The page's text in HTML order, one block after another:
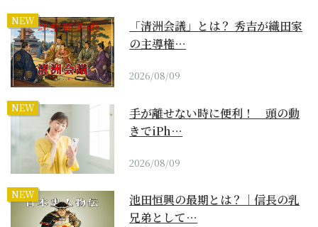
NEW
「清洲会議」とは？ 秀吉が織田家
の主導権…
2026/08/09
NEW
手が離せない時に便利！ 頭の動
きでiPh…
2026/08/09
NEW
池田恒興の最期とは？｜信長の乳
兄弟として…